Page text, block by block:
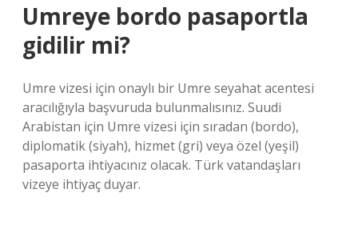
Umreye bordo pasaportla
gidilir mi?
Umre vizesi için onaylı bir Umre seyahat acentesi
aracılığıyla başvuruda bulunmalısınız. Suudi
Arabistan için Umre vizesi için sıradan (bordo),
diplomatik (siyah), hizmet (gri) veya özel (yeşil)
pasaporta ihtiyacınız olacak. Türk vatandaşları
vizeye ihtiyaç duyar.